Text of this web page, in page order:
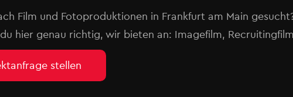
Film und Fotoproduktionen in Frankfurt am Main
hier genau richtig, wir bieten an: Imagefilm,
stellen